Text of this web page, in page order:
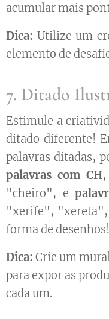
acumular mais
Dica: Utilize um
elemento de
7. Ditado
Estimule a
ditado diferente!
palavras ditadas,
palavras com CH,
"cheiro", e
"xerife", "xereta",
forma de desenhos!
Dica: Crie um
para expor as
cada um.